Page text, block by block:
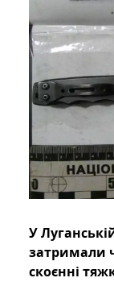
У
затримали
скоєнні